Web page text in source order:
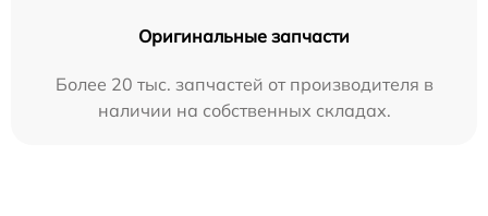
Оригинальные запчасти
Более 20 тыс. запчастей от производителя в
наличии на собственных складах.